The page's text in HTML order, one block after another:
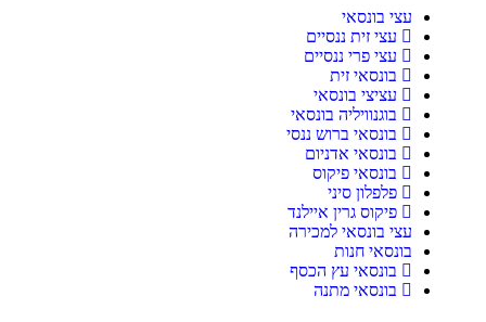
עצי בונסאי
עצי זית ננסיים
עצי פרי ננסיים
בונסאי זית
עציצי בונסאי
בוגנוויליה בונסאי
בונסאי ברוש ננסי
בונסאי אדניום
בונסאי פיקוס
פלפלון סיני
פיקוס גרין איילנד
עצי בונסאי למכירה
בונסאי חנות
בונסאי עץ הכסף
בונסאי מתנה